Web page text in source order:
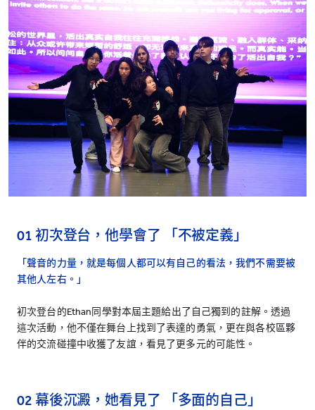
01 初次登台，他學會了 「不被定義」
「聲音的力量，就是每個人都可以有自己的看法，我們不需要被
其他人左右。」
初次登台的Ethan同學對本屆主題給出了自己獨到的註解。透過
這次活動，他不僅在舞台上找到了表達的勇氣，更在與各校區夥
伴的交流碰撞中收獲了友誼，看見了更多元的可能性。
02 幕後沉澱，她看見了 「多面的自己」